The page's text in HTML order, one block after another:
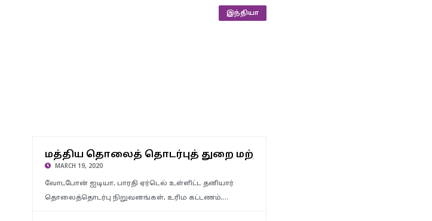
மத்திய தொலைத் தொடர்புத் துறை மற்றும் தனியார் தொலைத்
தொடர்பு நிறுவனங்களுக்கு -சுப்ரீம் கோர்ட்டு கண்டனம்
இந்தியா
மத்திய தொலைத் தொடர்புத் துறை மற்றும் தனியா
MARCH 19, 2020
வோடபோன் ஐடியா, பாரதி ஏர்டெல் உள்ளிட்ட தனியார்
தொலைத்தொடர்பு நிறுவனங்கள், உரிம கட்டணம்,…